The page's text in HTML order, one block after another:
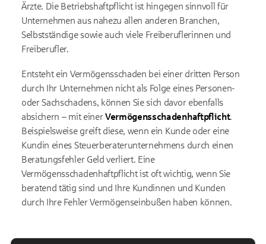
Ärzte. Die Betriebshaftpflicht ist hingegen sinnvoll für
Unternehmen aus nahezu allen anderen Branchen,
Selbstständige sowie auch viele Freiberuflerinnen und
Freiberufler.
Entsteht ein Vermögensschaden bei einer dritten Person
durch Ihr Unternehmen nicht als Folge eines Personen-
oder Sachschadens, können Sie sich davor ebenfalls
absichern – mit einerVermögensschadenhaftpflicht.
Beispielsweise greift diese, wenn ein Kunde oder eine
Kundin eines Steuerberaterunternehmens durch einen
Beratungsfehler Geld verliert. Eine
Vermögensschadenhaftpflicht ist oft wichtig, wenn Sie
beratend tätig sind und Ihre Kundinnen und Kunden
durch Ihre Fehler Vermögenseinbußen haben können.